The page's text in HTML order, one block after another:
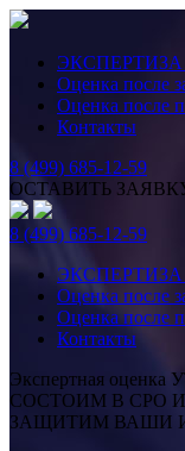
Оценка после
Оценка после
Контакты
8 (499) 685-12-59
ОСТАВИТЬ
8 (499) 685-12-59
Оценка после
Оценка после
Контакты
Экспертная оценка
СОСТОИМ В СРО
ЗАЩИТИМ ВАШИ